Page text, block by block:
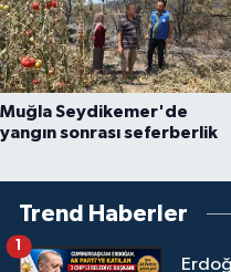
Muğla Seydikemer'de
yangın sonrası seferberlik
Trend Haberler
1